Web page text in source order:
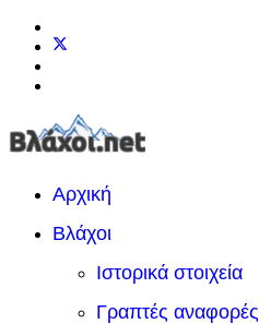
Αρχική
Βλάχοι
Ιστορικά στοιχεία
Γραπτές αναφορές